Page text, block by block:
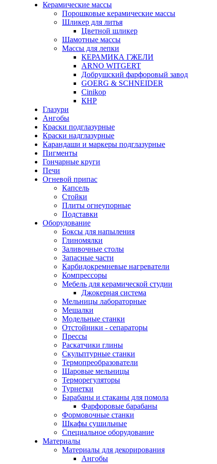
Керамические массы
Порошковые керамические массы
Шликер для литья
Цветной шликер
Шамотные массы
Массы для лепки
КЕРАМИКА ГЖЕЛИ
ARNO WITGERT
Добрушский фарфоровый завод
GOERG & SCHNEIDER
Cinikop
КНР
Глазури
Ангобы
Краски подглазурные
Краски надглазурные
Карандаши и маркеры подглазурные
Пигменты
Гончарные круги
Печи
Огневой припас
Капсель
Стойки
Плиты огнеупорные
Подставки
Оборудование
Боксы для напыления
Глиномялки
Заливочные столы
Запасные части
Карбидокремневые нагреватели
Компрессоры
Мебель для керамической студии
Джокерная система
Мельницы лабораторные
Мешалки
Модельные станки
Отстойники - сепараторы
Прессы
Раскатчики глины
Скульптурные станки
Термопреобразователи
Шаровые мельницы
Терморегуляторы
Турнетки
Барабаны и стаканы для помола
Фарфоровые барабаны
Формовочные станки
Шкафы сушильные
Специальное оборудование
Материалы
Материалы для декорирования
Ангобы